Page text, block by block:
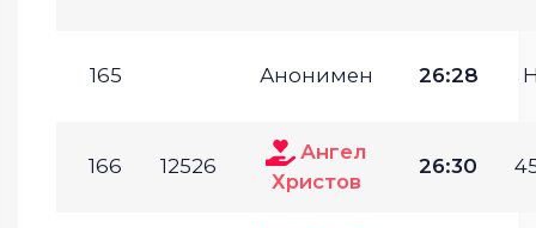
165 Анонимен 26:28
166 12526
Ангел
Христов
26:30